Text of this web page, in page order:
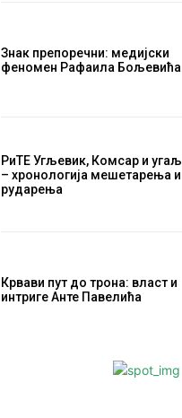
Знак препоречни: медијски
феномен Рафаила Бољевића
РиТЕ Угљевик, Комсар и угаљ
– хронологија мешетарења и
рударења
Крвави пут до трона: власт и
интриге Анте Павелића